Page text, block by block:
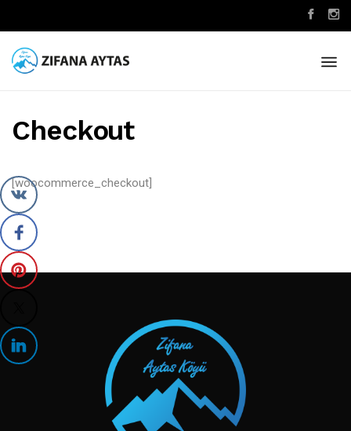
Checkout
[woocommerce_checkout]
TAKIP ET